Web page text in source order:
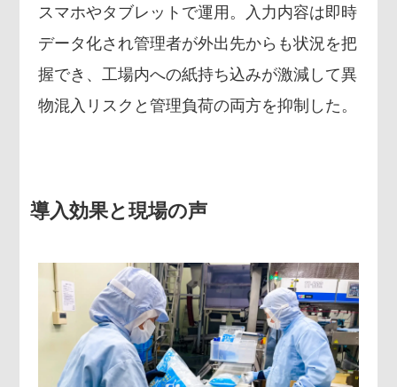
スマホやタブレットで運用。入力内容は即時
データ化され管理者が外出先からも状況を把
握でき、工場内への紙持ち込みが激減して異
物混入リスクと管理負荷の両方を抑制した。
導入効果と現場の声